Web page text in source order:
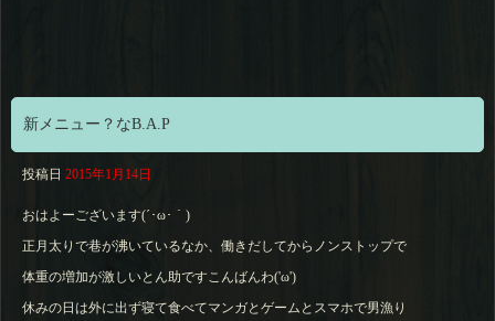
新メニュー？なB.A.P
投稿日 2015年1月14日
おはよーございます(´･ω･｀)
正月太りで巷が沸いているなか、働きだしてからノンストップで
体重の増加が激しいとん助ですこんばんわ('ω')
休みの日は外に出ず寝て食べてマンガとゲームとスマホで男漁り